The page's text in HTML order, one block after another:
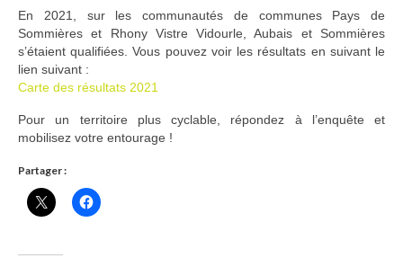
En 2021, sur les communautés de communes Pays de
Sommières et Rhony Vistre Vidourle, Aubais et Sommières
s’étaient qualifiées. Vous pouvez voir les résultats en suivant le
lien suivant :
Carte des résultats 2021
Pour un territoire plus cyclable, répondez à l’enquête et
mobilisez votre entourage !
Partager :